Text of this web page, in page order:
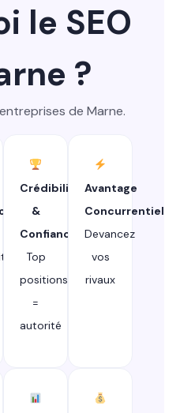
le SEO
?
de Marne.
Crédibilité
&
Confiance
Top
positions
=
autorité
Avantage
Concurrentiel
Devancez
vos
rivaux